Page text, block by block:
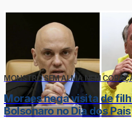
MONSTRO SEM ALMA NEM
Moraes nega visita de
Bolsonaro no Dia dos Pais